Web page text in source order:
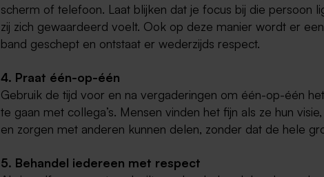
scherm of telefoon. Laat blijken dat je focus bij die persoon
zij zich gewaardeerd voelt. Ook op deze manier wordt er
band geschept en ontstaat er wederzijds respect.
4. Praat één-op-één
Gebruik de tijd voor en na vergaderingen om één-op-één
te gaan met collega’s. Mensen vinden het fijn als ze hun
en zorgen met anderen kunnen delen, zonder dat de hele
5. Behandel iedereen met respect